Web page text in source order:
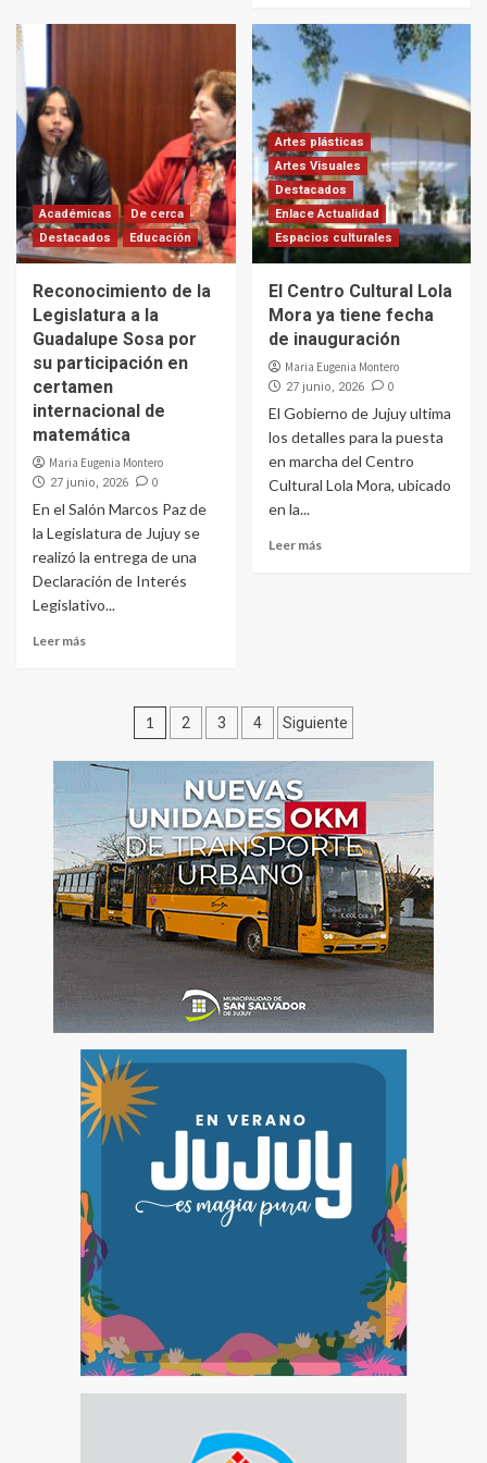
Académicas
De cerca
Destacados
Educación
Reconocimiento de la
Legislatura a la
Guadalupe Sosa por
su participación en
certamen
internacional de
matemática
Maria Eugenia Montero
27 junio, 2026 0
En el Salón Marcos Paz de
la Legislatura de Jujuy se
realizó la entrega de una
Declaración de Interés
Legislativo...
Leer más
Artes plásticas
Artes Visuales
Destacados
Enlace Actualidad
Espacios culturales
El Centro Cultural Lola
Mora ya tiene fecha
de inauguración
Maria Eugenia Montero
27 junio, 2026 0
El Gobierno de Jujuy ultima
los detalles para la puesta
en marcha del Centro
Cultural Lola Mora, ubicado
en la...
Leer más
Paginación
de
entradas
1 2 3 4 Siguiente